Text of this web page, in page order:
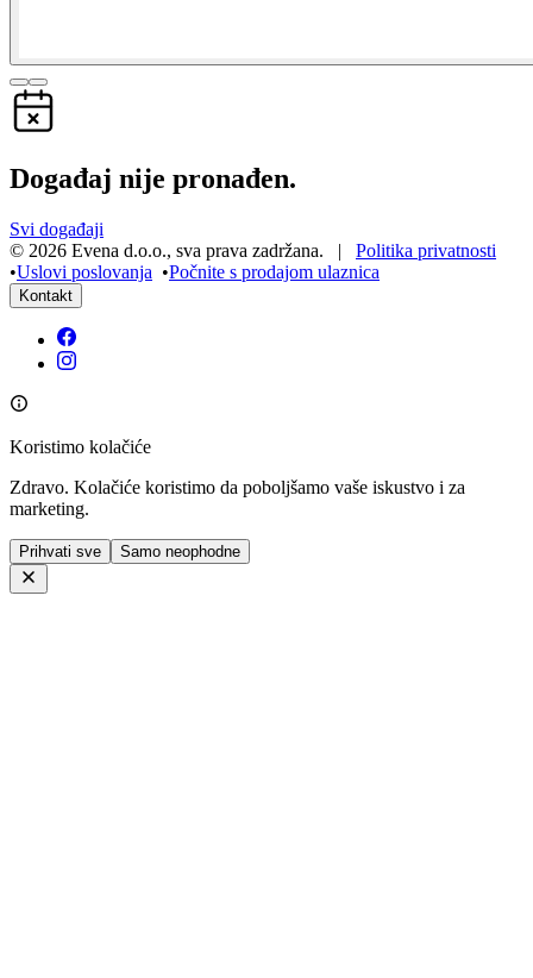
Događaj nije pronađen.
Svi događaji
© 2026 Evena d.o.o., sva prava zadržana. | Politika privatnosti
•Uslovi poslovanja •Počnite s prodajom ulaznica
Kontakt
Koristimo kolačiće
Zdravo. Kolačiće koristimo da poboljšamo vaše iskustvo i za
marketing.
Prihvati sve Samo neophodne